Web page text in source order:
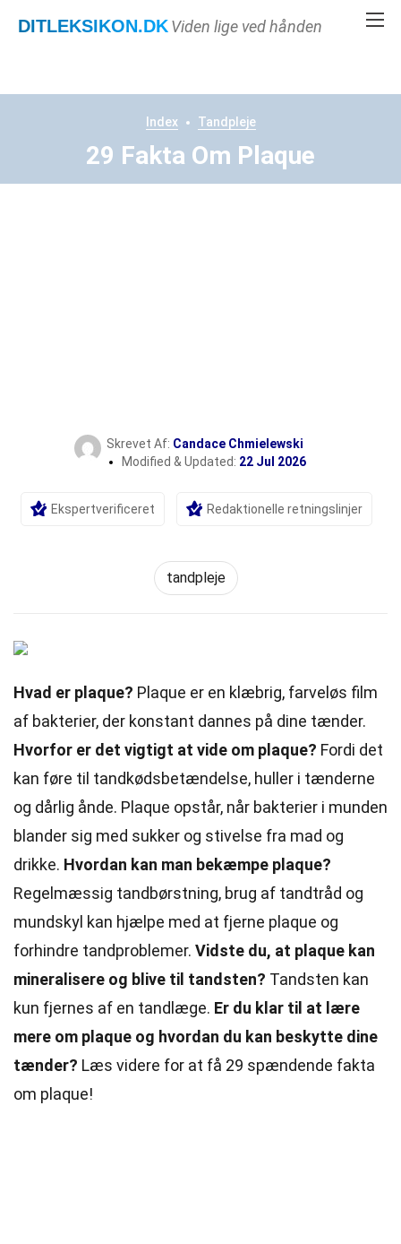
DITLEKSIKON.DKViden lige ved hånden
Index Tandpleje
29 Fakta Om Plaque
Skrevet Af: Candace Chmielewski
Modified & Updated: 22 Jul 2026
Ekspertverificeret Redaktionelle retningslinjer
tandpleje
Hvad er plaque? Plaque er en klæbrig, farveløs film
af bakterier, der konstant dannes på dine tænder.
Hvorfor er det vigtigt at vide om plaque? Fordi det
kan føre til tandkødsbetændelse, huller i tænderne
og dårlig ånde. Plaque opstår, når bakterier i munden
blander sig med sukker og stivelse fra mad og
drikke. Hvordan kan man bekæmpe plaque?
Regelmæssig tandbørstning, brug af tandtråd og
mundskyl kan hjælpe med at fjerne plaque og
forhindre tandproblemer. Vidste du, at plaque kan
mineralisere og blive til tandsten? Tandsten kan
kun fjernes af en tandlæge. Er du klar til at lære
mere om plaque og hvordan du kan beskytte dine
tænder? Læs videre for at få 29 spændende fakta
om plaque!